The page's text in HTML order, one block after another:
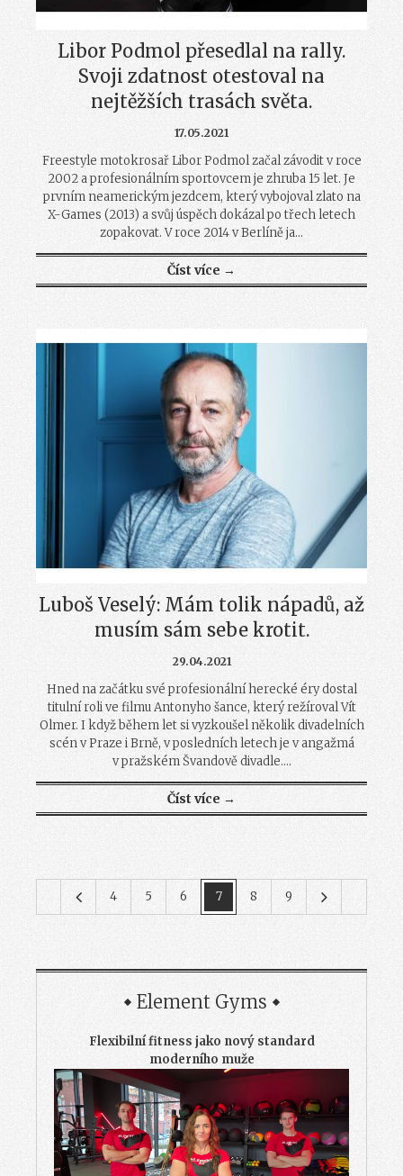
Libor Podmol přesedlal na rally.
Svoji zdatnost otestoval na
nejtěžších trasách světa.
17.05.2021
Freestyle motokrosař Libor Podmol začal závodit v roce
2002 a profesionálním sportovcem je zhruba 15 let. Je
prvním neamerickým jezdcem, který vybojoval zlato na
X-Games (2013) a svůj úspěch dokázal po třech letech
zopakovat. V roce 2014 v Berlíně ja...
Číst více →
Luboš Veselý: Mám tolik nápadů, až
musím sám sebe krotit.
29.04.2021
Hned na začátku své profesionální herecké éry dostal
titulní roli ve filmu Antonyho šance, který režíroval Vít
Olmer. I když během let si vyzkoušel několik divadelních
scén v Praze i Brně, v posledních letech je v angažmá
v pražském Švandově divadle....
Číst více →
4 5 6 7 8 9
Element Gyms
Flexibilní fitness jako nový standard
moderního muže